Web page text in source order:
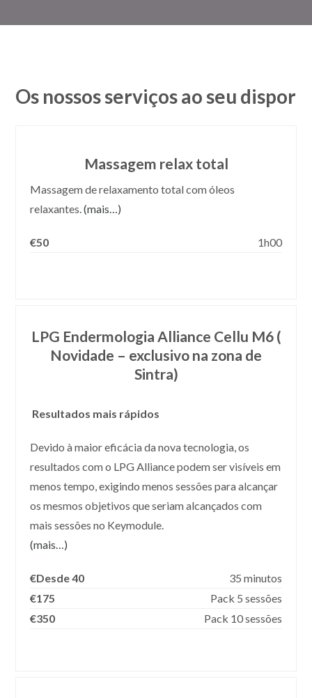
Os nossos serviços ao seu dispor
Massagem relax total
Massagem de relaxamento total com óleos
relaxantes.(mais…)
€50 1h00
LPG Endermologia Alliance Cellu M6 (
Novidade – exclusivo na zona de
Sintra)
Resultados mais rápidos
Devido à maior eficácia da nova tecnologia, os
resultados com o LPG Alliance podem ser visíveis em
menos tempo, exigindo menos sessões para alcançar
os mesmos objetivos que seriam alcançados com
mais sessões no Keymodule.
(mais…)
€Desde 40
35 minutos
€175
Pack 5 sessões
€350
Pack 10 sessões